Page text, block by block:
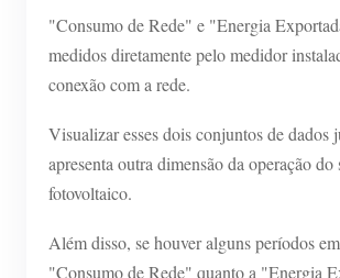
"Consumo de Rede" e "Energia
medidos diretamente pelo medidor
conexão com a rede.
Visualizar esses dois conjuntos de dados
apresenta outra dimensão da operação do
fotovoltaico.
Além disso, se houver alguns períodos
"Consumo de Rede" quanto a "Energia